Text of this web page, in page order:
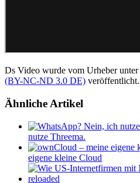
Ds Video wurde vom Urheber unter
(BY-NC-ND 3.0 DE) veröffentlicht.
Ähnliche Artikel
nutze Threema.
eigene kleine Cloud